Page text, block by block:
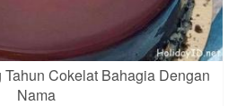
Cokelat Bahagia Dengan
Nama